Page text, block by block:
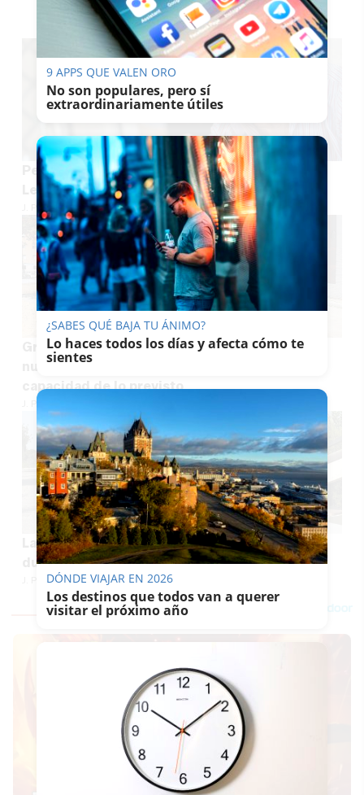
TE PUEDE INTERESAR
Pedro Pacheco estará en el programa 'Malas
Lenguas' de TVE este sábado
J. P. LOZANO
Gran noticia para los vecinos de La Granja: el
nuevo aparcamiento tendrá el doble de
capacidad de lo previsto
La Guareña tendrá luces LED: más ahorro, más
durabilidad... y menos apagones
J. P. LOZANO
9 APPS QUE VALEN ORO
No son populares, pero sí
extraordinariamente útiles
¿SABES QUÉ BAJA TU ÁNIMO?
Lo haces todos los días y afecta cómo te
sientes
DÓNDE VIAJAR EN 2026
Los destinos que todos van a querer
visitar el próximo año